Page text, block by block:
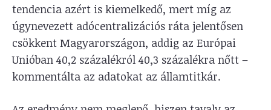
tendencia azért is kiemelkedő, mert míg az
úgynevezett adócentralizációs ráta jelentősen
csökkent Magyarországon, addig az Európai
Unióban 40,2 százalékról 40,3 százalékra nőtt –
kommentálta az adatokat az államtitkár.